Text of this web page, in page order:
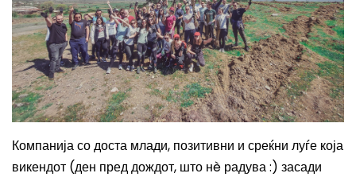
Компанија со доста млади, позитивни и среќни луѓе која
викендот (ден пред дождот, што нè радува :) засади